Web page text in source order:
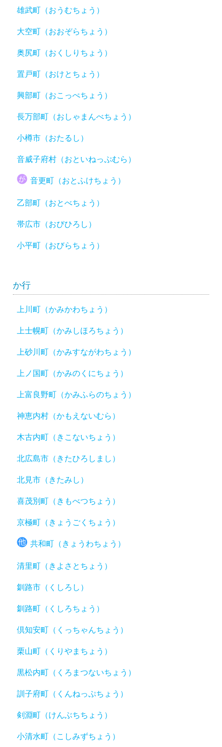
雄武町（おうむちょう）
大空町（おおぞらちょう）
奥尻町（おくしりちょう）
置戸町（おけとちょう）
興部町（おこっぺちょう）
長万部町（おしゃまんべちょう）
小樽市（おたるし）
音威子府村（おといねっぷむら）
音更町（おとふけちょう）
乙部町（おとべちょう）
帯広市（おびひろし）
小平町（おびらちょう）
か行
上川町（かみかわちょう）
上士幌町（かみしほろちょう）
上砂川町（かみすながわちょう）
上ノ国町（かみのくにちょう）
上富良野町（かみふらのちょう）
神恵内村（かもえないむら）
木古内町（きこないちょう）
北広島市（きたひろしまし）
北見市（きたみし）
喜茂別町（きもべつちょう）
京極町（きょうごくちょう）
共和町（きょうわちょう）
清里町（きよさとちょう）
釧路市（くしろし）
釧路町（くしろちょう）
倶知安町（くっちゃんちょう）
栗山町（くりやまちょう）
黒松内町（くろまつないちょう）
訓子府町（くんねっぷちょう）
剣淵町（けんぶちちょう）
小清水町（こしみずちょう）